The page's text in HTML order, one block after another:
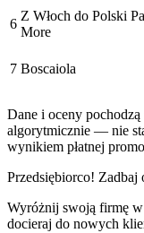
6
Z Włoch do Polski
More
7 Boscaiola
Dane i oceny
algorytmicznie — nie
wynikiem płatnej
Przedsiębiorco!
Wyróżnij swoją firmę
docieraj do nowych